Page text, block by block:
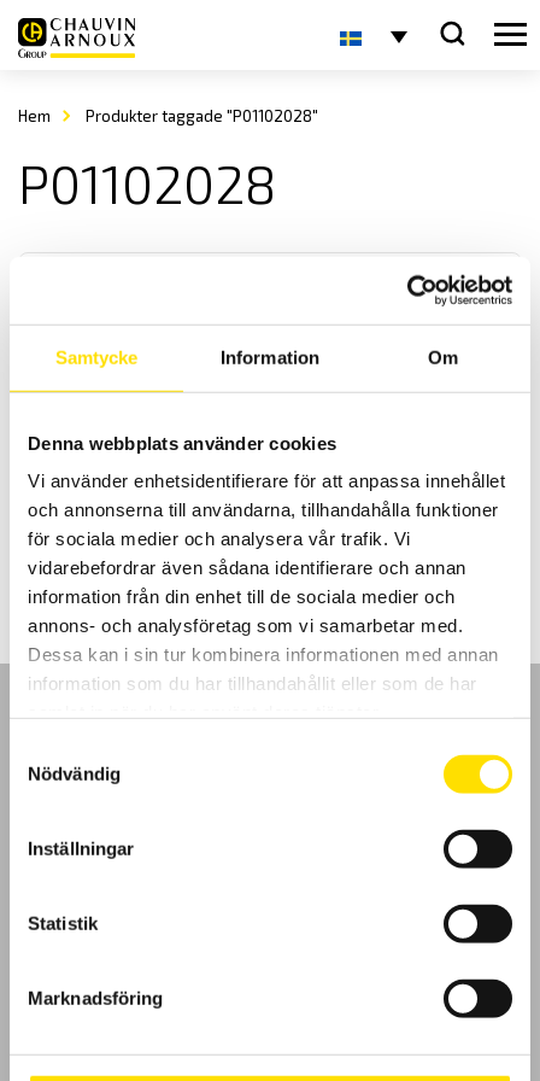
Samtycke Information Om
Denna webbplats använder cookies
Vi använder enhetsidentifierare för att anpassa innehållet
och annonserna till användarna, tillhandahålla funktioner
för sociala medier och analysera vår trafik. Vi
vidarebefordrar även sådana identifierare och annan
information från din enhet till de sociala medier och
annons- och analysföretag som vi samarbetar med.
Dessa kan i sin tur kombinera informationen med annan
information som du har tillhandahållit eller som de har
Nödvändig
Inställningar
Statistik
Marknadsföring
Hem Produkter taggade "P01102028"
P01102028
Tillbehör för jordtagsmätning
Tillbehör för jordbryggor CA6422, CA6424, CA6460, CA6462,
CA6470N, CA6471 och CA6472
420.00 kr –5,110.00 krPrisintervall:
420.00 kr
till
5,110.00 kr
LÄS MER